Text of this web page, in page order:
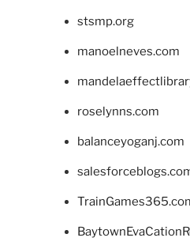
stsmp.org
manoelneves.com
roselynns.com
balanceyoganj.com